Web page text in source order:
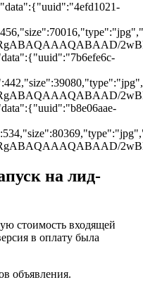
на лид-
стоимость входящей
в оплату была
объявления.